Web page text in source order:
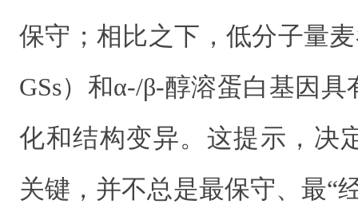
保守；相比之下，低分子量
GSs）和α-/β-醇溶蛋白基因
化和结构变异。这提示，决
关键，并不总是最保守、最“